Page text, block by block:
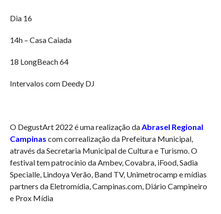
Dia 16
14h – Casa Caiada
18 LongBeach 64
Intervalos com Deedy DJ
O DegustArt 2022 é uma realização daAbrasel Regional
Campinas com correalização da Prefeitura Municipal,
através da Secretaria Municipal de Cultura e Turismo. O
festival tem patrocínio da Ambev, Covabra, iFood, Sadia
Specialle, Lindoya Verão, Band TV, Unimetrocamp e mídias
partners da Eletromídia, Campinas.com, Diário Campineiro
e Prox Mídia